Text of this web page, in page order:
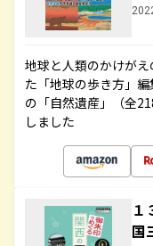
地球と人類のかけが
た「地球の歩き方」
の「自然遺産」（全
しました
国